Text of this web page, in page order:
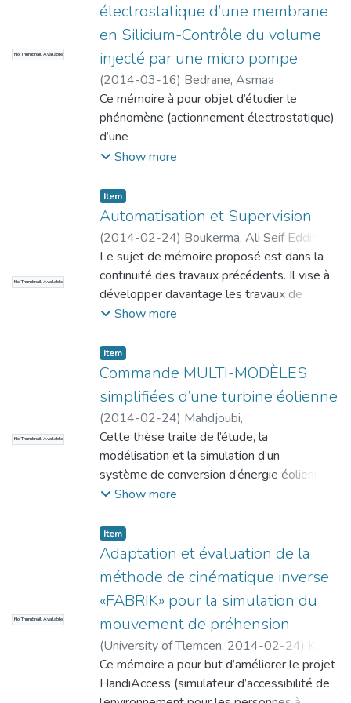
résistance au
cisaillement supérieure à ceux proposées
par l’EUROCODE 6 et les recommandations
du
CNERIB.
engrenages qui
sont assimilés a des cylindres rigides, les
arbres qui sont introduits via des éléments
finis de
poutres de Timochenko, au niveau des
noeuds du modèle globale. Pour former une
équation
générale qui nécessitera une résolution
No Thumbnail Available
électrostatique d’une membrane
en Silicium-Contrôle du volume
injecté par une micro pompe
(2014-03-16) Bedrane, Asmaa
Ce mémoire à pour objet d’étudier le
phénomène (actionnement électrostatique)
d’une
membrane en silicium pour injecter une
des
médicaments par micro-pompage. Cette
dernière devient une avenu de premier choix
pour le
traitement de pathologie comme le diabète
qui nécessite avant une seringue à injection
d’insuline qui a été inventé en 1853 par
PARAVAZ,
mais grâce au développement de la
technologie des MEMS, l’injection de
l’insuline est
transmise par le biais d’une pompe de taille
d’un téléavertisseur situé à l’extérieur du
corps
humain et relié à une canule sous cutané afin
de contrôler le dosage en fonction du
corporel.
Show more
No Thumbnail Available
Item
Automatisation et Supervision
(2014-02-24) Boukerma, Ali Seif Eddine
Zehri, Oussama
Le sujet de mémoire proposé est dans la
continuité des travaux précédents. Il vise à
développer davantage les travaux de
diagnostic à base de modèles temporisés
événements discrets. Il s’agit de combiner
l’approche de diagnostic à base de modèles
temporisés avec la théorie du contrôle
supervisé développée par Ramadge et
Wonham.
Show more
No Thumbnail Available
Item
Commande MULTI-MODÈLES
simplifiées d’une turbine éolienne
(2014-02-24) Mahdjoubi,
Mohammed.A.Kaiyoum;Souane, Bouziyan
Cette thèse traite de l’étude, la
modélisation et la simulation d’un
système de conversion d’énergie éolienne,
permettant de fournir au réseau
la partie mécanique de l’éolienne
est particulièrement détaillée.
Show more
No Thumbnail Available
Item
Adaptation et évaluation de la
méthode de cinématique inverse
«FABRIK» pour la simulation du
mouvement de préhension
(University of Tlemcen, 2014-02-24)
Slimane, Djamel;Kerzabi, Imene Fatima
Ce mémoire a pour but d’améliorer le projet
HandiAccess (simulateur d’accessibilité de